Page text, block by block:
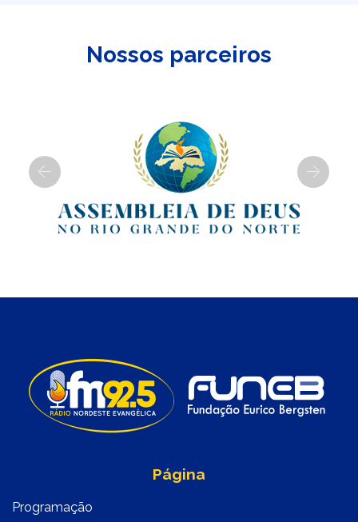
Nossos parceiros
Previous Next
Página
Programação